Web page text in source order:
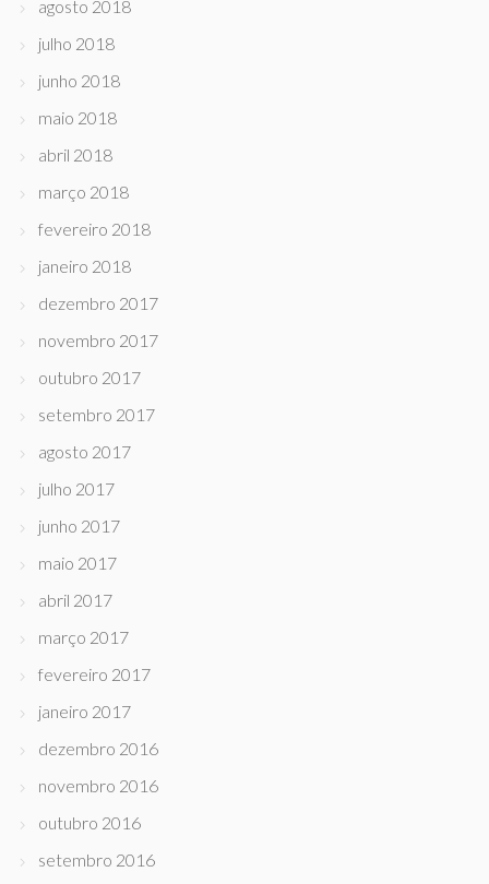
agosto 2018
julho 2018
junho 2018
maio 2018
abril 2018
março 2018
fevereiro 2018
janeiro 2018
dezembro 2017
novembro 2017
outubro 2017
setembro 2017
agosto 2017
julho 2017
junho 2017
maio 2017
abril 2017
março 2017
fevereiro 2017
janeiro 2017
dezembro 2016
novembro 2016
outubro 2016
setembro 2016